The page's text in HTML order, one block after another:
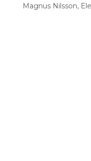
Magnus Nilsson,